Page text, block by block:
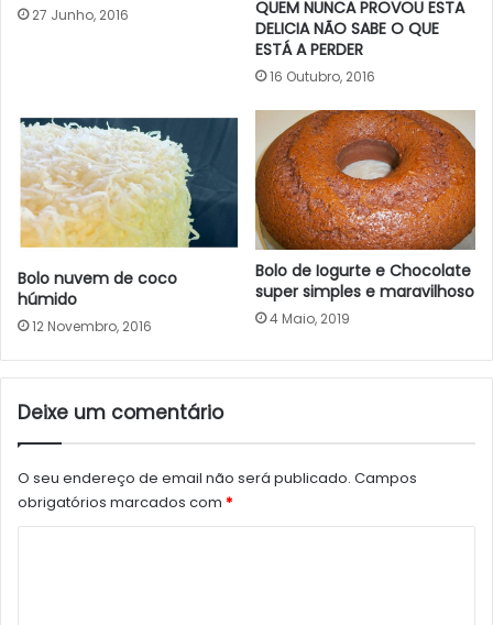
27 Junho, 2016
QUEM NUNCA PROVOU ESTA
DELICIA NÃO SABE O QUE
ESTÁ A PERDER
16 Outubro, 2016
Bolo nuvem de coco
húmido
12 Novembro, 2016
Bolo de Iogurte e Chocolate
super simples e maravilhoso
4 Maio, 2019
Deixe um comentário
O seu endereço de email não será publicado. Campos
obrigatórios marcados com *